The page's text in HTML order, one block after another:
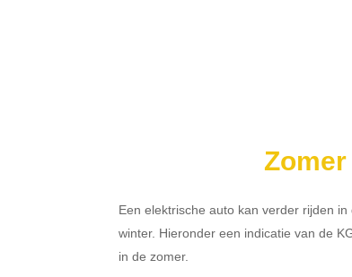
Zomer
Een elektrische auto kan verder rijden
winter. Hieronder een indicatie van de
in de zomer.